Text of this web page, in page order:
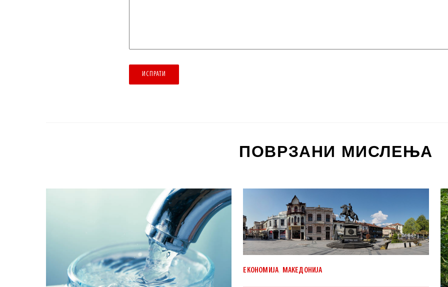
ИСПРАТИ
ПОВРЗАНИ МИСЛЕЊА
ЕКОНОМИЈА МАКЕДОНИЈА